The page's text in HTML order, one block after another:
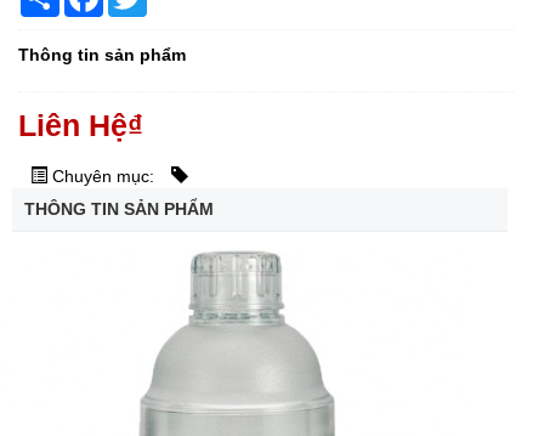
Thông tin sản phẩm
Liên Hệ₫
Chuyên mục:
THÔNG TIN SẢN PHẨM